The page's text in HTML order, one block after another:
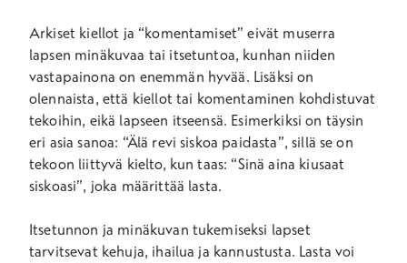
Arkiset kiellot ja “komentamiset” eivät muserra
lapsen minäkuvaa tai itsetuntoa, kunhan niiden
vastapainona on enemmän hyvää. Lisäksi on
olennaista, että kiellot tai komentaminen kohdistuvat
tekoihin, eikä lapseen itseensä. Esimerkiksi on täysin
eri asia sanoa: “Älä revi siskoa paidasta”, sillä se on
tekoon liittyvä kielto, kun taas: “Sinä aina kiusaat
siskoasi”, joka määrittää lasta.
Itsetunnon ja minäkuvan tukemiseksi lapset
tarvitsevat kehuja, ihailua ja kannustusta. Lasta voi